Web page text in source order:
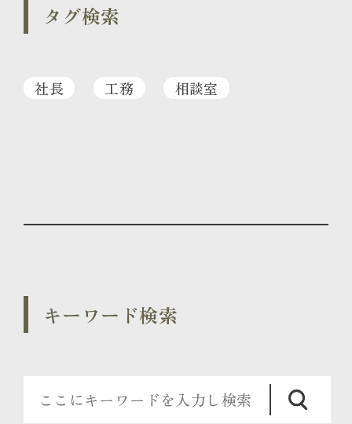
タグ検索
社長 工務 相談室
キーワード検索